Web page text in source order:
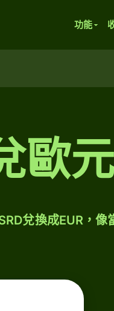
功能
歐元
兌換成EUR，像